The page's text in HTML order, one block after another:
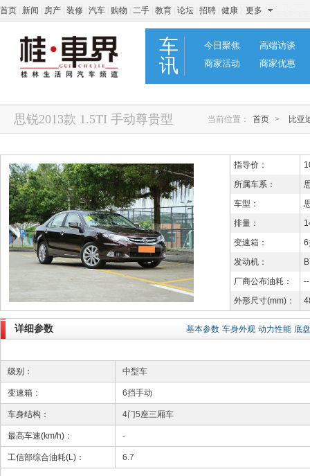
首页 新闻 房产 装修 汽车 购物 二手 教育 论坛 招聘 健康 更多
车
讯
今日聚焦
高端访谈
商家活动
商家优惠
思锐2013款 1.5TI 手动尊贵型 当前位置： 首页 > 比亚
指导价：
所属车系：
车型：
排量：
变速箱：
6
发动机：
厂商公布油耗：
--
外形尺寸(mm)：
基本参数 车身外观 动力性能 底
详细参数
级别： 中型车
变速箱： 6挡手动
车身结构： 4门5座三厢车
最高车速(km/h)： -
工信部综合油耗(L)： 6.7